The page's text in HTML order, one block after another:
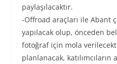
paylaşılacaktır.
-Offroad araçları ile Abant
yapılacak olup, önceden
fotoğraf için mola
planlanacak,